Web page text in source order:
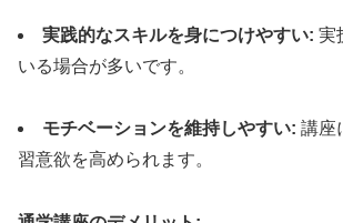
実践的なスキルを身につけやすい: 実
いる場合が多いです。
モチベーションを維持しやすい: 講座
習意欲を高められます。